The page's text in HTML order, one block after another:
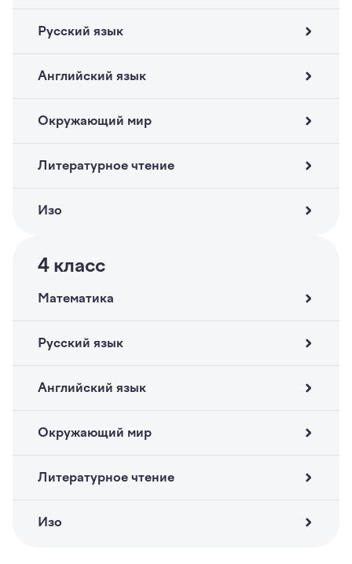
Русский язык
Английский язык
Окружающий мир
Литературное чтение
Изо
4 класс
Математика
Русский язык
Английский язык
Окружающий мир
Литературное чтение
Изо